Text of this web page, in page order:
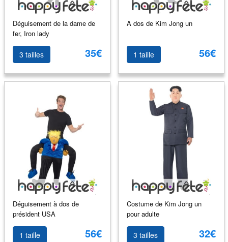
Déguisement de la dame de
fer, Iron lady
3 tailles 35€
A dos de Kim Jong un
1 taille 56€
Déguisement à dos de
président USA
1 taille 56€
Costume de Kim Jong un
pour adulte
3 tailles 32€